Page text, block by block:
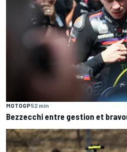
MOTOGP52 min
Bezzecchi entre gestion et